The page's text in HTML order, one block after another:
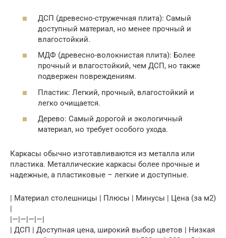
ДСП (древесно-стружечная плита): Самый
доступный материал, но менее прочный и
влагостойкий.
МДФ (древесно-волокнистая плита): Более
прочный и влагостойкий, чем ДСП, но также
подвержен повреждениям.
Пластик: Легкий, прочный, влагостойкий и
легко очищается.
Дерево: Самый дорогой и экологичный
материал, но требует особого ухода.
Каркасы обычно изготавливаются из металла или
пластика. Металлические каркасы более прочные и
надежные, а пластиковые – легкие и доступные.
| Материал столешницы | Плюсы | Минусы | Цена (за м2)
|—|—|—|—|
| ДСП | Доступная цена, широкий выбор цветов | Низкая